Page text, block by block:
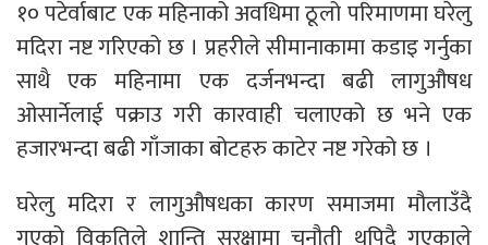
१० पटेर्वाबाट एक महिनाको अवधिमा ठूलो परिमाणमा घरेलु
मदिरा नष्ट गरिएको छ । प्रहरीले सीमानाकामा कडाइ गर्नुका
साथै एक महिनामा एक दर्जनभन्दा बढी लागुऔषध
ओसार्नेलाई पक्राउ गरी कारवाही चलाएको छ भने एक
हजारभन्दा बढी गाँजाका बोटहरु काटेर नष्ट गरेको छ ।
घरेलु मदिरा र लागुऔषधका कारण समाजमा मौलाउँदै